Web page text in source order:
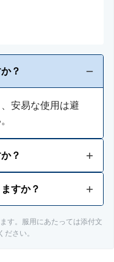
？
安易な使用は避
？
安易な使用は避
すか？
けてください
す。服用にあたっては添付文
さい。